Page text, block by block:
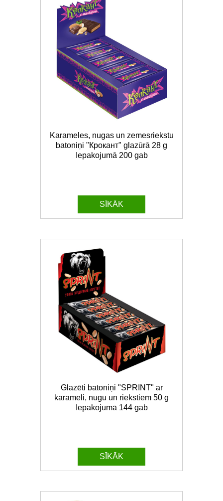
Karameles, nugas un zemesriekstu
batoniņi "Крокант" glazūrā 28 g
Iepakojumā 200 gab
SĪKĀK
Glazēti batoniņi "SPRINT" ar
karameli, nugu un riekstiem 50 g
Iepakojumā 144 gab
SĪKĀK